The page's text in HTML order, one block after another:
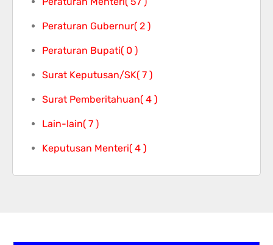
Peraturan Gubernur( 2 )
Peraturan Bupati( 0 )
Surat Keputusan/SK( 7 )
Surat Pemberitahuan( 4 )
Lain-lain( 7 )
Keputusan Menteri( 4 )